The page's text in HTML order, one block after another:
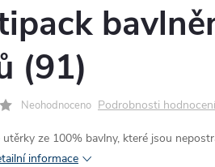
(91)
Neohodnoceno Podrobnosti hodnocení
utěrky ze 100% bavlny, které jsou
informace